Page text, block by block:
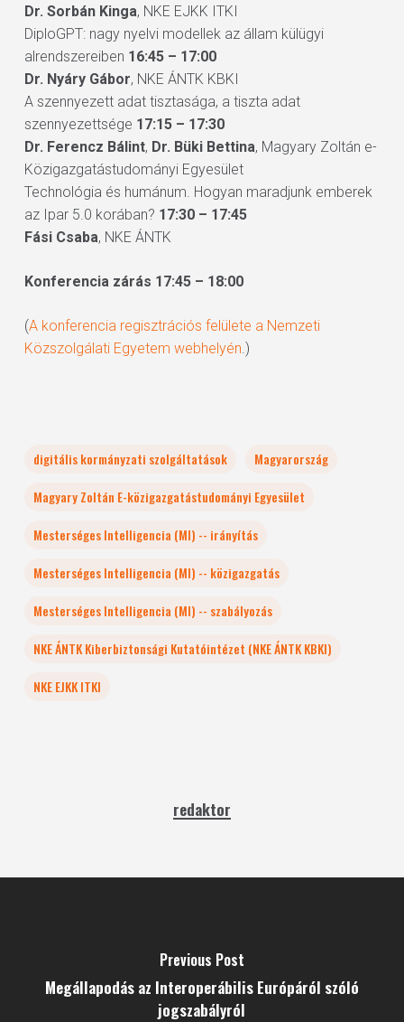
Dr. Sorbán Kinga, NKE EJKK ITKI
DiploGPT: nagy nyelvi modellek az állam külügyi
alrendszereiben 16:45 – 17:00
Dr. Nyáry Gábor, NKE ÁNTK KBKI
A szennyezett adat tisztasága, a tiszta adat
szennyezettsége 17:15 – 17:30
Dr. Ferencz Bálint, Dr. Büki Bettina, Magyary Zoltán e-
Közigazgatástudományi Egyesület
Technológia és humánum. Hogyan maradjunk emberek
az Ipar 5.0 korában? 17:30 – 17:45
Fási Csaba, NKE ÁNTK
Konferencia zárás 17:45 – 18:00
(A konferencia regisztrációs felülete a Nemzeti
Közszolgálati Egyetem webhelyén.)
digitális kormányzati szolgáltatások
Magyarország
Magyary Zoltán E-közigazgatástudományi Egyesület
Mesterséges Intelligencia (MI) -- irányítás
Mesterséges Intelligencia (MI) -- közigazgatás
Mesterséges Intelligencia (MI) -- szabályozás
NKE ÁNTK Kiberbiztonsági Kutatóintézet (NKE ÁNTK KBKI)
NKE EJKK ITKI
redaktor
Previous Post
Megállapodás az Interoperábilis Európáról szóló
jogszabályról